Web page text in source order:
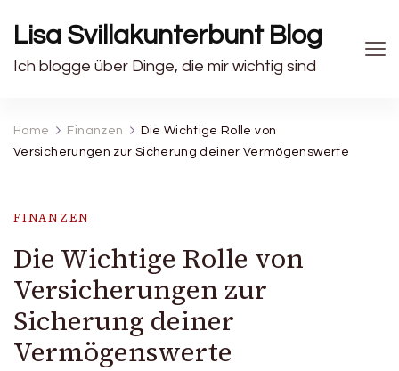
Lisa Svillakunterbunt Blog
Ich blogge über Dinge, die mir wichtig sind
Home Finanzen
Die Wichtige Rolle von
Versicherungen zur Sicherung deiner Vermögenswerte
FINANZEN
Die Wichtige Rolle von
Versicherungen zur
Sicherung deiner
Vermögenswerte